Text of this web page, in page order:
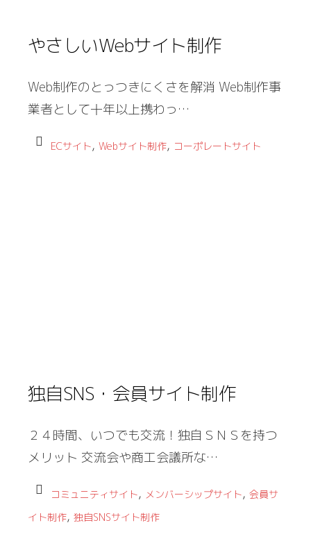
やさしいWebサイト制作
Web制作のとっつきにくさを解消 Web制作事
業者として十年以上携わっ…
ECサイト, Webサイト制作, コーポレートサイト
独自SNS・会員サイト制作
２４時間、いつでも交流！独自ＳＮＳを持つ
メリット 交流会や商工会議所な…
コミュニティサイト, メンバーシップサイト, 会員サ
イト制作, 独自SNSサイト制作